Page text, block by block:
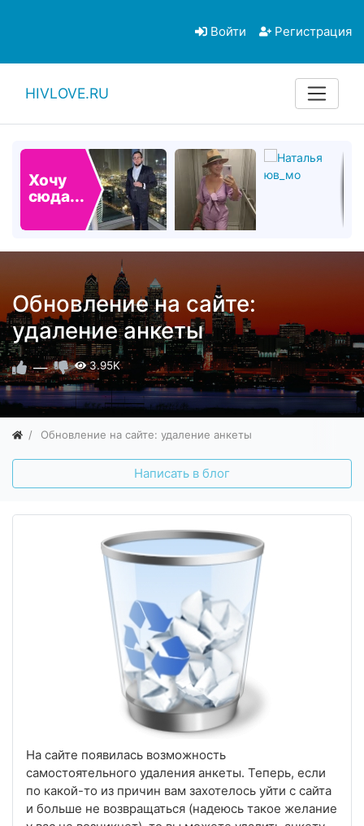
Войти Регистрация
HIVLOVE.RU
Хочу
сюда...
Обновление на сайте:
удаление анкеты
— 3.95K
Обновление на сайте: удаление анкеты
На сайте появилась возможность
самостоятельного удаления анкеты. Теперь, если
по какой-то из причин вам захотелось уйти с сайта
и больше не возвращаться (надеюсь такое желание
Написать в блог